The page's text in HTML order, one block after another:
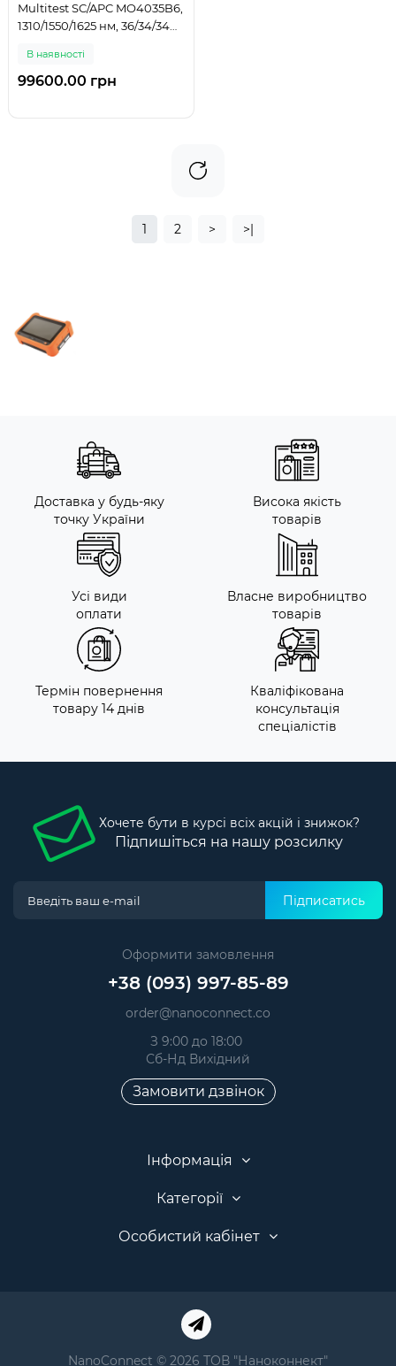
Multitest SC/APC MO4035B6,
1310/1550/1625 нм, 36/34/34
пари, VFL, LS, OPM, OTDR
В наявності
99600.00 грн
1 2 > >|
Доставка у будь-яку
точку України
Висока якість
товарів
Усі види
оплати
Власне виробництво
товарів
Термін повернення
товару 14 днів
Кваліфікована
консультація
спеціалістів
Хочете бути в курсі всіх акцій і знижок?
Підпишіться на нашу розсилку
Підписатись
Оформити замовлення
+38 (093) 997-85-89
order@nanoconnect.co
З 9:00 до 18:00
Сб-Нд Вихідний
Замовити дзвінок
Інформація
Категорії
Особистий кабінет
NanoConnect © 2026 ТОВ "Наноконнект"